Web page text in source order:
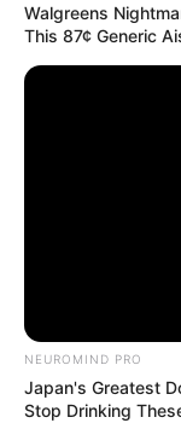
Walgreens
This 87¢ Generic
NEUROMIND PRO
Japan's Greatest
Stop Drinking